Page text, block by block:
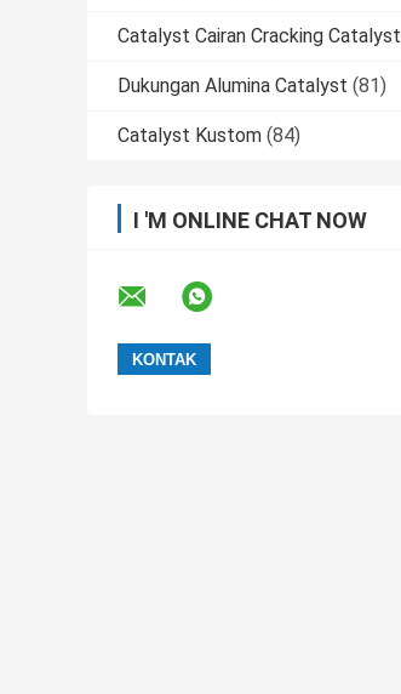
Catalyst Cairan Cracking Catalyst
Dukungan Alumina Catalyst (81)
Catalyst Kustom (84)
I 'M ONLINE CHAT NOW